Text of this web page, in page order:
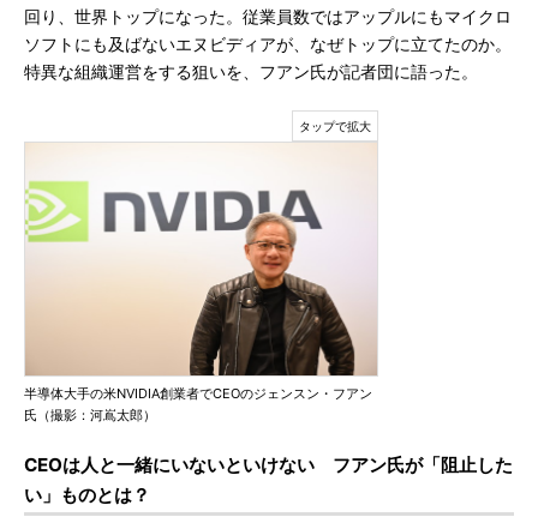
回り、世界トップになった。従業員数ではアップルにもマイクロ
ソフトにも及ばないエヌビディアが、なぜトップに立てたのか。
特異な組織運営をする狙いを、フアン氏が記者団に語った。
半導体大手の米NVIDIA創業者でCEOのジェンスン・フアン
氏（撮影：河嶌太郎）
CEOは人と一緒にいないといけない フアン氏が「阻止した
い」ものとは？